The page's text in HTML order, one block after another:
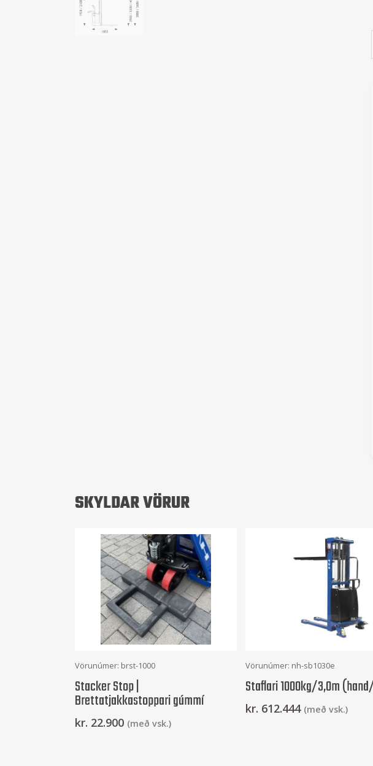
SKYLDAR VÖRUR
Setja Í Körfu
Vörunúmer: brst-1000
Stacker Stop |
Brettatjakkastoppari gúmmí
kr. 22.900 (með vsk.)
Frekari Upplýsingar
Vörunúmer: nh-sb1030e
Staflari 1000kg/3,0m
kr. 612.444 (með vsk.)